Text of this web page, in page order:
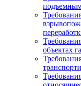
объектах